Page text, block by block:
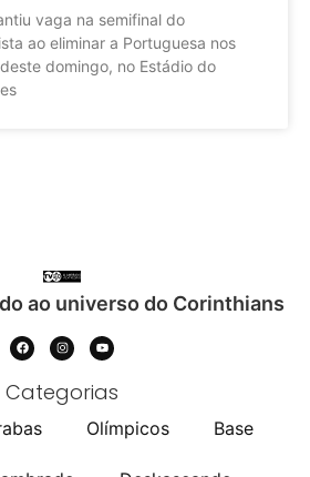
vaga na semifinal do
ao eliminar a Portuguesa nos
domingo, no Estádio do
ao universo do Corinthians
Categorias
Olímpicos Base